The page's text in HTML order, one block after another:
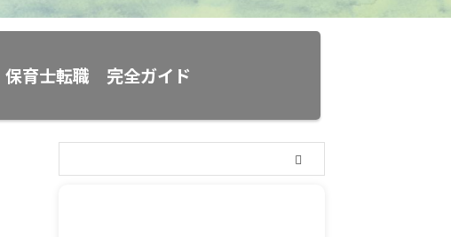
保育士転職 完全ガイド